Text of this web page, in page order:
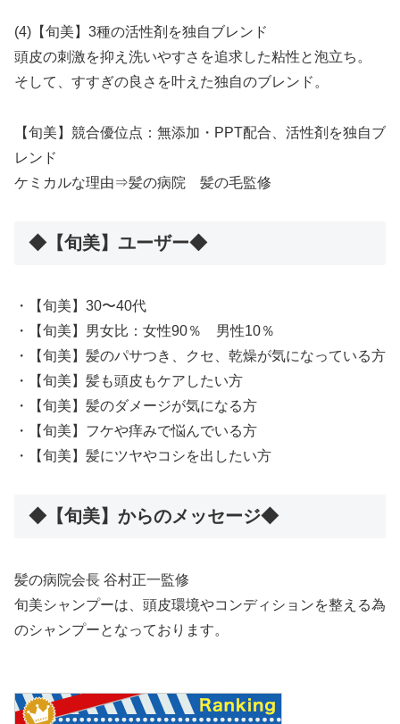
(4)【旬美】3種の活性剤を独自ブレンド
頭皮の刺激を抑え洗いやすさを追求した粘性と泡立ち。
そして、すすぎの良さを叶えた独自のブレンド。
【旬美】競合優位点：無添加・PPT配合、活性剤を独自ブ
レンド
ケミカルな理由⇒髪の病院 髪の毛監修
◆【旬美】ユーザー◆
・【旬美】30〜40代
・【旬美】男女比：女性90％ 男性10％
・【旬美】髪のパサつき、クセ、乾燥が気になっている方
・【旬美】髪も頭皮もケアしたい方
・【旬美】髪のダメージが気になる方
・【旬美】フケや痒みで悩んでいる方
・【旬美】髪にツヤやコシを出したい方
◆【旬美】からのメッセージ◆
髪の病院会長 谷村正一監修
旬美シャンプーは、頭皮環境やコンディションを整える為
のシャンプーとなっております。